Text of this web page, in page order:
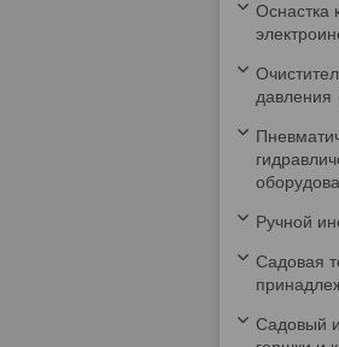
Оснастка
давления
Ручной
Садовая
Садовый